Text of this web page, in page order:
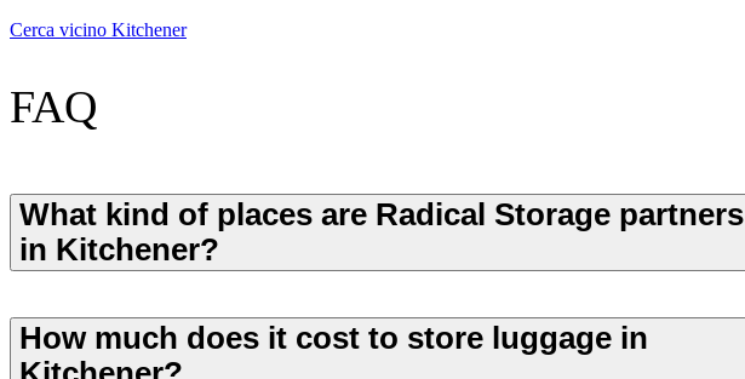
Cerca vicino Kitchener
FAQ
What kind of places are Radical Storage partners
in Kitchener?
How much does it cost to store luggage in